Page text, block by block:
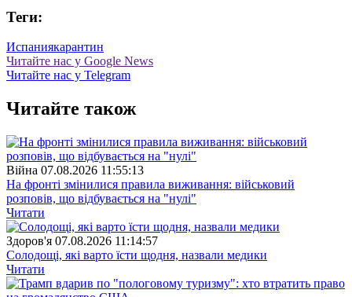
Теги:
Испаниякарантин
Читайте нас у Google News
Читайте нас у Telegram
Читайте також
Війна 07.08.2026 11:55:13
На фронті змінилися правила виживання: військовий
розповів, що відбувається на "нулі"
Читати
Здоров'я 07.08.2026 11:14:57
Солодощі, які варто їсти щодня, назвали медики
Читати